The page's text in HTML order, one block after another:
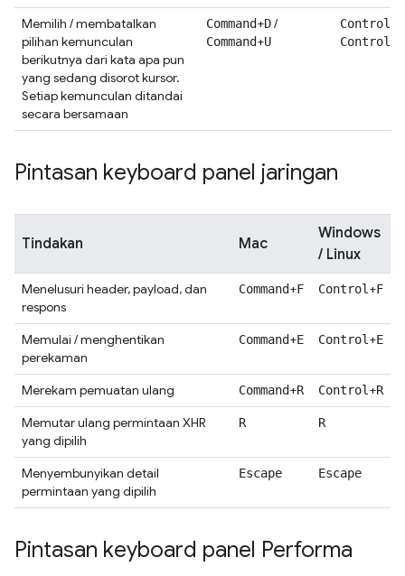
Memilih / membatalkan
pilihan kemunculan
berikutnya dari kata apa pun
yang sedang disorot kursor.
Setiap kemunculan ditandai
secara bersamaan
Command+D/
Command+U
Control
Control
Pintasan keyboard panel jaringan
Tindakan Mac
Windows
/ Linux
Menelusuri header, payload, dan
respons
Command+F Control +F
Memulai / menghentikan
perekaman
Command+E Control +E
Merekam pemuatan ulang Command+R Control +R
Memutar ulang permintaan XHR
yang dipilih
R R
Menyembunyikan detail
permintaan yang dipilih
Escape Escape
Pintasan keyboard panel Performa